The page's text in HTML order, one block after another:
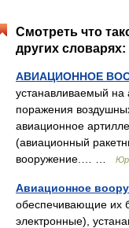
Смотреть что
других словарях:
АВИАЦИОННОЕ
устанавливаемый на
поражения
авиационное
(авиационный
вооружение.… …
Авиационное
обеспечивающие их
электронные),